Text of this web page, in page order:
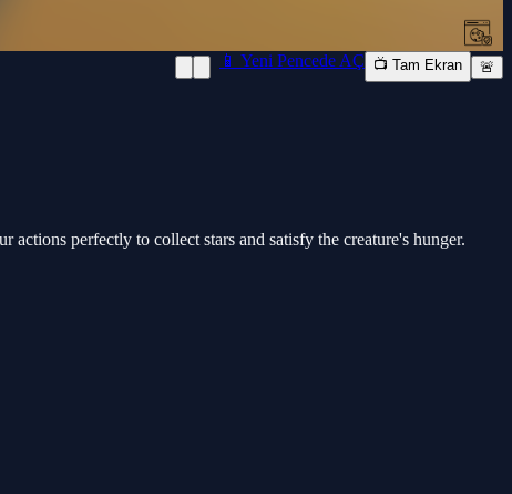
📱 Yeni Pencede AÇ 📺 Tam Ekran 🚨
perfectly to collect stars and satisfy the creature's hunger.